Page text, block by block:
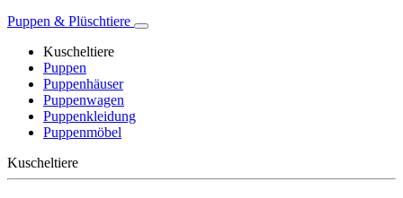
Puppen & Plüschtiere
Kuscheltiere
Puppen
Puppenhäuser
Puppenwagen
Puppenkleidung
Puppenmöbel
Kuscheltiere